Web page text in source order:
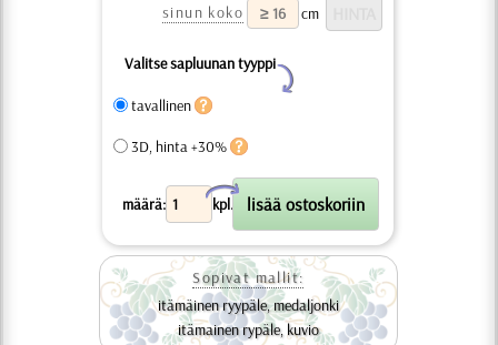
sinun koko
cm
Valitse sapluunan tyyppi
Y
tavallinen
3D, hinta +30%
määrä: kpl.
X
Sopivat mallit:
itämäinen ryypäle, medaljonki
itämainen rypäle, kuvio